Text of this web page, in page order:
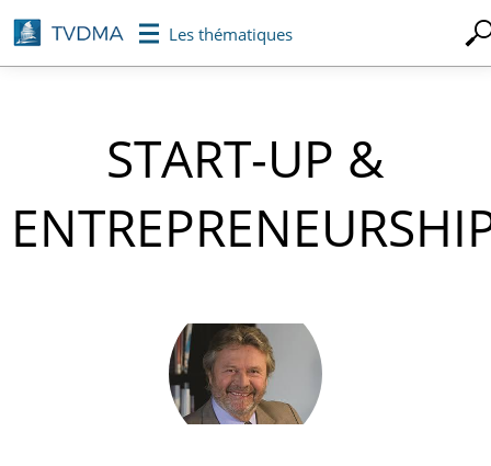
Aller
au
contenu
Les thématiques
START-UP &